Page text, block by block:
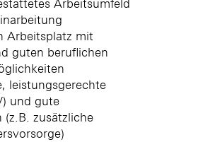
Arbeitsumfeld
Arbeitsplatz mit
guten beruflichen
leistungsgerechte
und gute
(z.B. zusätzliche